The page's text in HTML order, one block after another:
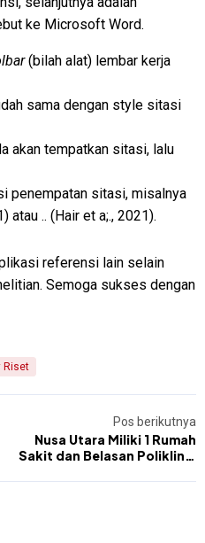
ke Microsoft Word.
(bilah alat) lembar kerja
sama dengan style sitasi
akan tempatkan sitasi, lalu
penempatan sitasi, misalnya
atau .. (Hair et a;., 2021).
referensi lain selain
Semoga sukses dengan
Riset
Pos berikutnya
Nusa Utara Miliki 1 Rumah
Sakit dan Belasan Poliklinik